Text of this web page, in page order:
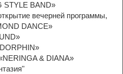
STYLE ВАND»
вечерней программы,
DАNСЕ»
& DIANA»